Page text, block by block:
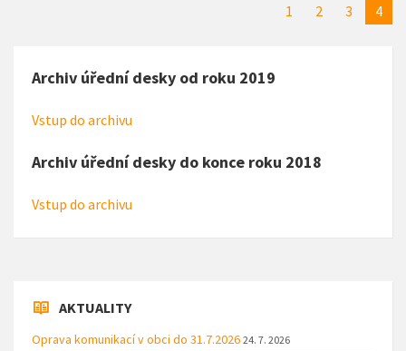
1 2 3 4
Archiv úřední desky od roku 2019
Vstup do archivu
Archiv úřední desky do konce roku 2018
Vstup do archivu
AKTUALITY
Oprava komunikací v obci do 31.7.2026 24. 7. 2026